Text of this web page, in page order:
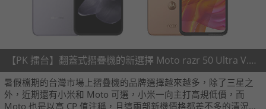
【PK 擂台】翻蓋式摺疊機的新選擇 Moto razr 50 Ultra V.S. Xiaomi MIX Flip
暑假檔期的台灣市場上摺疊機的品牌選擇越來越多，除了三星之
外，近期還有小米和 Moto 可選，小米一向主打高規低價，而
Moto 也是以高 CP 值注稱，且這兩部新機價格都差不多的清況下